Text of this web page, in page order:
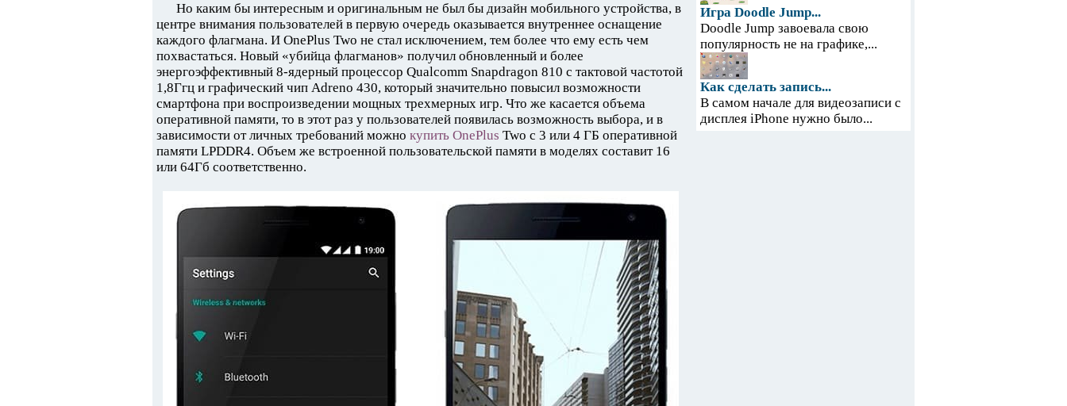
Но каким бы интересным и оригинальным не был бы дизайн мобильного устройства, в
центре внимания пользователей в первую очередь оказывается внутреннее оснащение
каждого флагмана. И OnePlus Two не стал исключением, тем более что ему есть чем
похвастаться. Новый «убийца флагманов» получил обновленный и более
энергоэффективный 8-ядерный процессор Qualcomm Snapdragon 810 с тактовой частотой
1,8Ггц и графический чип Adreno 430, который значительно повысил возможности
смартфона при воспроизведении мощных трехмерных игр. Что же касается объема
оперативной памяти, то в этот раз у пользователей появилась возможность выбора, и в
зависимости от личных требований можно купить OnePlus Two с 3 или 4 ГБ оперативной
памяти LPDDR4. Объем же встроенной пользовательской памяти в моделях составит 16
или 64Гб соответственно.
Игра Doodle Jump...
Doodle Jump завоевала свою
популярность не на графике,...
Как сделать запись...
В самом начале для видеозаписи с
дисплея iPhone нужно было...